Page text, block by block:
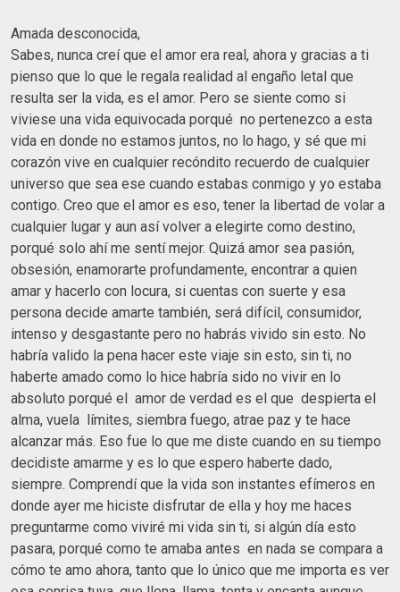
Amada desconocida,
Sabes, nunca creí que el amor era real, ahora y gracias a ti
pienso que lo que le regala realidad al engaño letal que
resulta ser la vida, es el amor. Pero se siente como si
viviese una vida equivocada porqué no pertenezco a esta
vida en donde no estamos juntos, no lo hago, y sé que mi
corazón vive en cualquier recóndito recuerdo de cualquier
universo que sea ese cuando estabas conmigo y yo estaba
contigo. Creo que el amor es eso, tener la libertad de volar a
cualquier lugar y aun así volver a elegirte como destino,
porqué solo ahí me sentí mejor. Quizá amor sea pasión,
obsesión, enamorarte profundamente, encontrar a quien
amar y hacerlo con locura, si cuentas con suerte y esa
persona decide amarte también, será difícil, consumidor,
intenso y desgastante pero no habrás vivido sin esto. No
habría valido la pena hacer este viaje sin esto, sin ti, no
haberte amado como lo hice habría sido no vivir en lo
absoluto porqué el amor de verdad es el que despierta el
alma, vuela límites, siembra fuego, atrae paz y te hace
alcanzar más. Eso fue lo que me diste cuando en su tiempo
decidiste amarme y es lo que espero haberte dado,
siempre. Comprendí que la vida son instantes efímeros en
donde ayer me hiciste disfrutar de ella y hoy me haces
preguntarme como viviré mi vida sin ti, si algún día esto
pasara, porqué como te amaba antes en nada se compara a
cómo te amo ahora, tanto que lo único que me importa es ver